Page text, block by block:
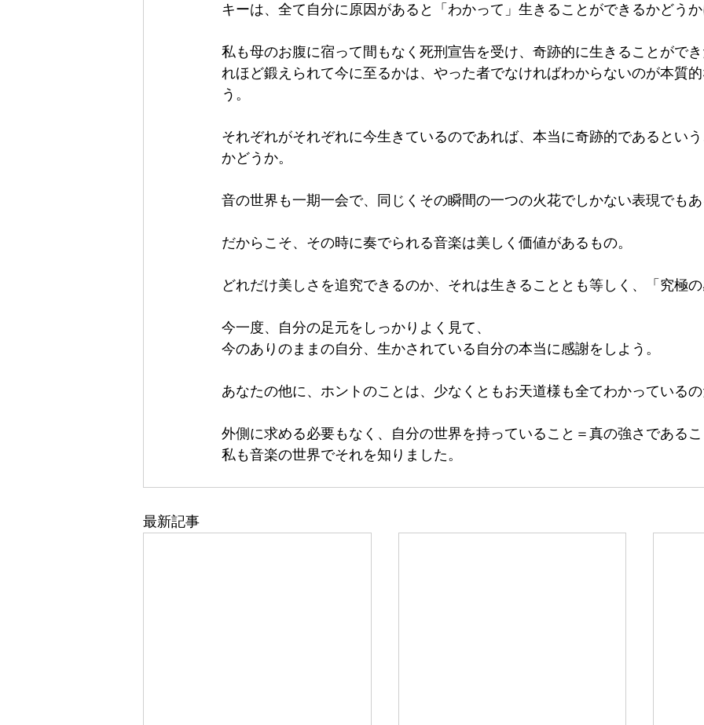
キーは、全て自分に原因があると「わかって」生きることができるかどうか
私も母のお腹に宿って間もなく死刑宣告を受け、奇跡的に生きることがで
れほど鍛えられて今に至るかは、やった者でなければわからないのが本質
う。
それぞれがそれぞれに今生きているのであれば、本当に奇跡的であるとい
かどうか。
音の世界も一期一会で、同じくその瞬間の一つの火花でしかない表現でもあ
だからこそ、その時に奏でられる音楽は美しく価値があるもの。
どれだけ美しさを追究できるのか、それは生きることとも等しく、「究極の
今一度、自分の足元をしっかりよく見て、
今のありのままの自分、生かされている自分の本当に感謝をしよう。
あなたの他に、ホントのことは、少なくともお天道様も全てわかっているの
外側に求める必要もなく、自分の世界を持っていること＝真の強さであるこ
私も音楽の世界でそれを知りました。
最新記事